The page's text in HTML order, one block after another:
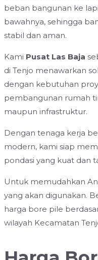
beban bangunan ke
bawahnya, sehingga
stabil dan aman.
Kami Pusat Las Baja
di Tenjo menawarkan
dengan kebutuhan
pembangunan rumah
maupun infrastruktur.
Dengan tenaga kerja
modern, kami siap
pondasi yang kuat dan
Untuk memudahkan
yang akan digunakan.
harga bore pile
wilayah Kecamatan